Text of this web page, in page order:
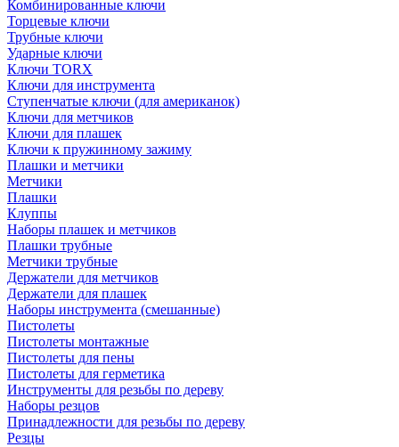
Комбинированные ключи
Торцевые ключи
Трубные ключи
Ударные ключи
Ключи TORX
Ключи для инструмента
Ступенчатые ключи (для американок)
Ключи для метчиков
Ключи для плашек
Ключи к пружинному зажиму
Плашки и метчики
Метчики
Плашки
Клуппы
Наборы плашек и метчиков
Плашки трубные
Метчики трубные
Держатели для метчиков
Держатели для плашек
Наборы инструмента (смешанные)
Пистолеты
Пистолеты монтажные
Пистолеты для пены
Пистолеты для герметика
Инструменты для резьбы по дереву
Наборы резцов
Принадлежности для резьбы по дереву
Резцы